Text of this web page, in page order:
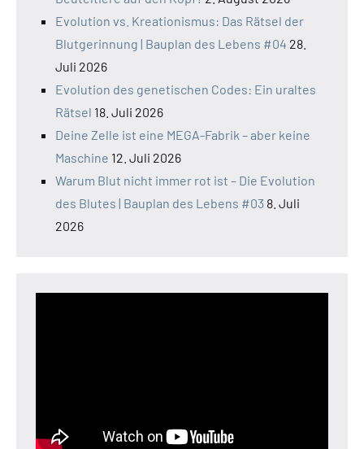
Evolution vs. Kreationismus: Das Rätsel der
Blutgerinnung | Bauplan des Lebens #04 28.
Juli 2026
Evolution des genetischen Codes: Ein uraltes
Rätsel 18. Juli 2026
Deine Zelle ist eine MEGA-Fabrik – aber keine
Maschine 12. Juli 2026
Warum Blut nicht immer rot ist – Die Evolution
des Blutes | Bauplan des Lebens #03 8. Juli
2026